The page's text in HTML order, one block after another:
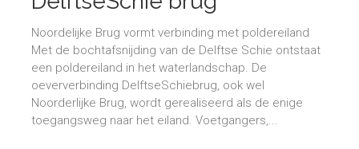
Noordelijke Brug vormt verbinding met poldereiland
Met de bochtafsnijding van de Delftse Schie ontstaat
een poldereiland in het waterlandschap. De
oeververbinding DelftseSchiebrug, ook wel
Noorderlijke Brug, wordt gerealiseerd als de enige
toegangsweg naar het eiland. Voetgangers,...